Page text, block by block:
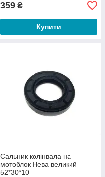
359 ₴
Купити
Сальник колінвала на
мотоблок Нева великий
52*30*10